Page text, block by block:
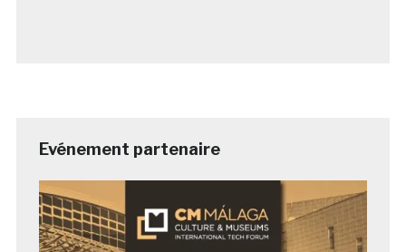
Evénement partenaire